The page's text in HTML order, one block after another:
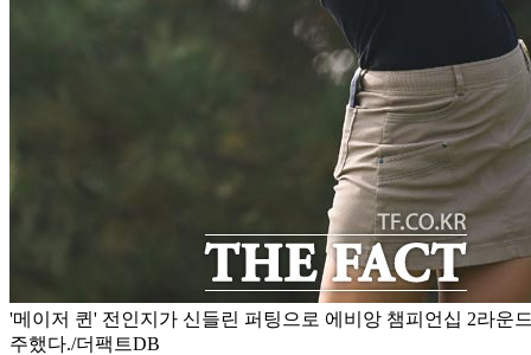
'메이저 퀸' 전인지가 신들린 퍼팅으로 에비앙 챔피언십 2라운
주했다./더팩트DB